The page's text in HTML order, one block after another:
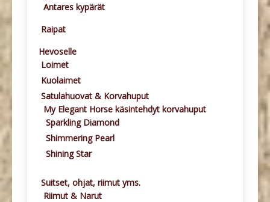
Antares kypärät
Raipat
Hevoselle
Loimet
Kuolaimet
Satulahuovat & Korvahuput
My Elegant Horse käsintehdyt korvahuput
Sparkling Diamond
Shimmering Pearl
Shining Star
Suitset, ohjat, riimut yms.
Riimut & Narut